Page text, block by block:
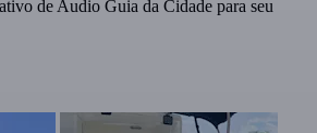
de Audio Guia da Cidade para seu